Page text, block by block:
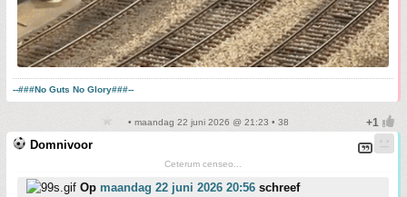
--###No Guts No Glory###--
• maandag 22 juni 2026 @ 21:23 • 38
Domnivoor
Ceterum censeo...
Op maandag 22 juni 2026 20:56 schreef